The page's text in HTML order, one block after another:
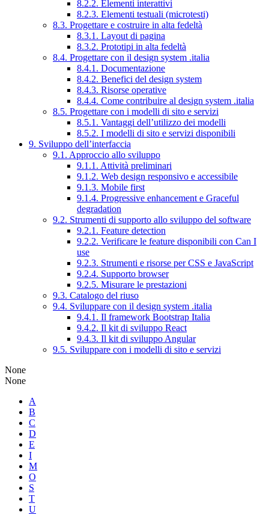
8.2.2. Elementi interattivi
8.2.3. Elementi testuali (microtesti)
8.3. Progettare e costruire in alta fedeltà
8.3.1. Layout di pagina
8.3.2. Prototipi in alta fedeltà
8.4. Progettare con il design system .italia
8.4.1. Documentazione
8.4.2. Benefici del design system
8.4.3. Risorse operative
8.4.4. Come contribuire al design system .italia
8.5. Progettare con i modelli di sito e servizi
8.5.1. Vantaggi dell’utilizzo dei modelli
8.5.2. I modelli di sito e servizi disponibili
9. Sviluppo dell’interfaccia
9.1. Approccio allo sviluppo
9.1.1. Attività preliminari
9.1.2. Web design responsivo e accessibile
9.1.3. Mobile first
9.1.4. Progressive enhancement e Graceful
degradation
9.2. Strumenti di supporto allo sviluppo del software
9.2.1. Feature detection
9.2.2. Verificare le feature disponibili con Can I
use
9.2.3. Strumenti e risorse per CSS e JavaScript
9.2.4. Supporto browser
9.2.5. Misurare le prestazioni
9.3. Catalogo del riuso
9.4. Sviluppare con il design system .italia
9.4.1. Il framework Bootstrap Italia
9.4.2. Il kit di sviluppo React
9.4.3. Il kit di sviluppo Angular
9.5. Sviluppare con i modelli di sito e servizi
None
None
A
B
C
D
E
I
M
O
S
T
U